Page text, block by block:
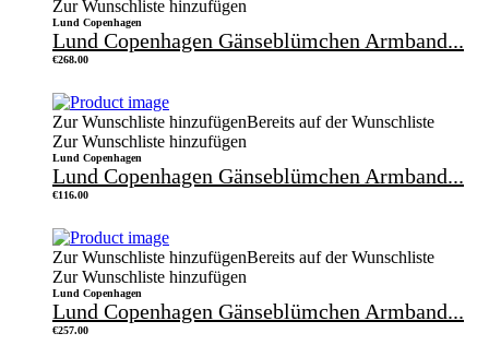
Zur Wunschliste hinzufügen
Lund Copenhagen
Lund Copenhagen Gänseblümchen Armband...
€268.00
Zur Wunschliste hinzufügenBereits auf der Wunschliste
Zur Wunschliste hinzufügen
Lund Copenhagen
Lund Copenhagen Gänseblümchen Armband...
€116.00
Zur Wunschliste hinzufügenBereits auf der Wunschliste
Zur Wunschliste hinzufügen
Lund Copenhagen
Lund Copenhagen Gänseblümchen Armband...
€257.00